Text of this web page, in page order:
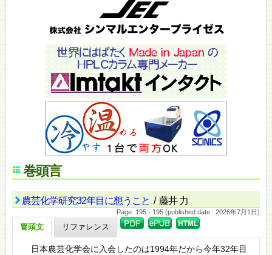
巻頭言
農芸化学研究32年目に想うこと / 藤井 力
Page. 195 - 195 (published date : 2026年7月1日)
冒頭文 リファレンス
日本農芸化学会に入会したのは1994年だから今年32年目